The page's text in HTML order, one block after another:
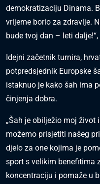
demokratizaciju Dinama.
vrijeme borio za zdravlje.
bude tvoj dan – leti
Idejni začetnik turnira,
potpredsjednik Europske
istaknuo je kako šah ima
činjenja dobra.
„Šah je obilježio moj život
možemo prisjetiti našeg
djelo za one kojima je
sport s velikim benefitima
koncentraciju i pomaže u